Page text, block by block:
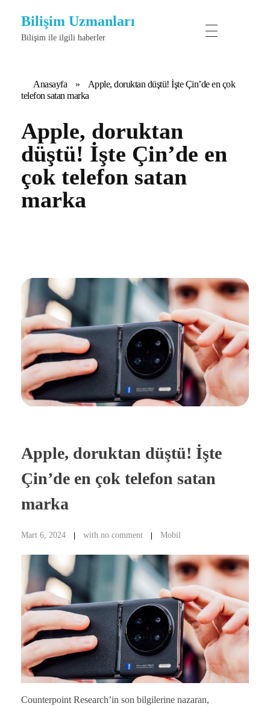
Bilişim Uzmanları
Bilişim ile ilgili haberler
Anasayfa »
Apple, doruktan düştü! İşte Çin’de en çok
telefon satan marka
Apple, doruktan
düştü! İşte Çin’de en
çok telefon satan
marka
Apple, doruktan düştü! İşte
Çin’de en çok telefon satan
marka
Mart 6, 2024 with no comment Mobil
Counterpoint Research’in son bilgilerine nazaran,